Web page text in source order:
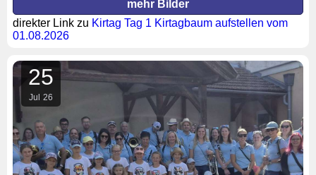
mehr Bilder
direkter Link zu Kirtag Tag 1 Kirtagbaum aufstellen vom
01.08.2026
25
Jul 26